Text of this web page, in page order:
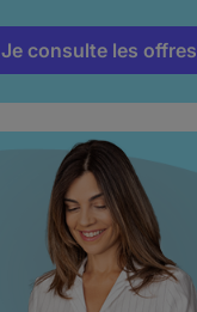
Je consulte les offres